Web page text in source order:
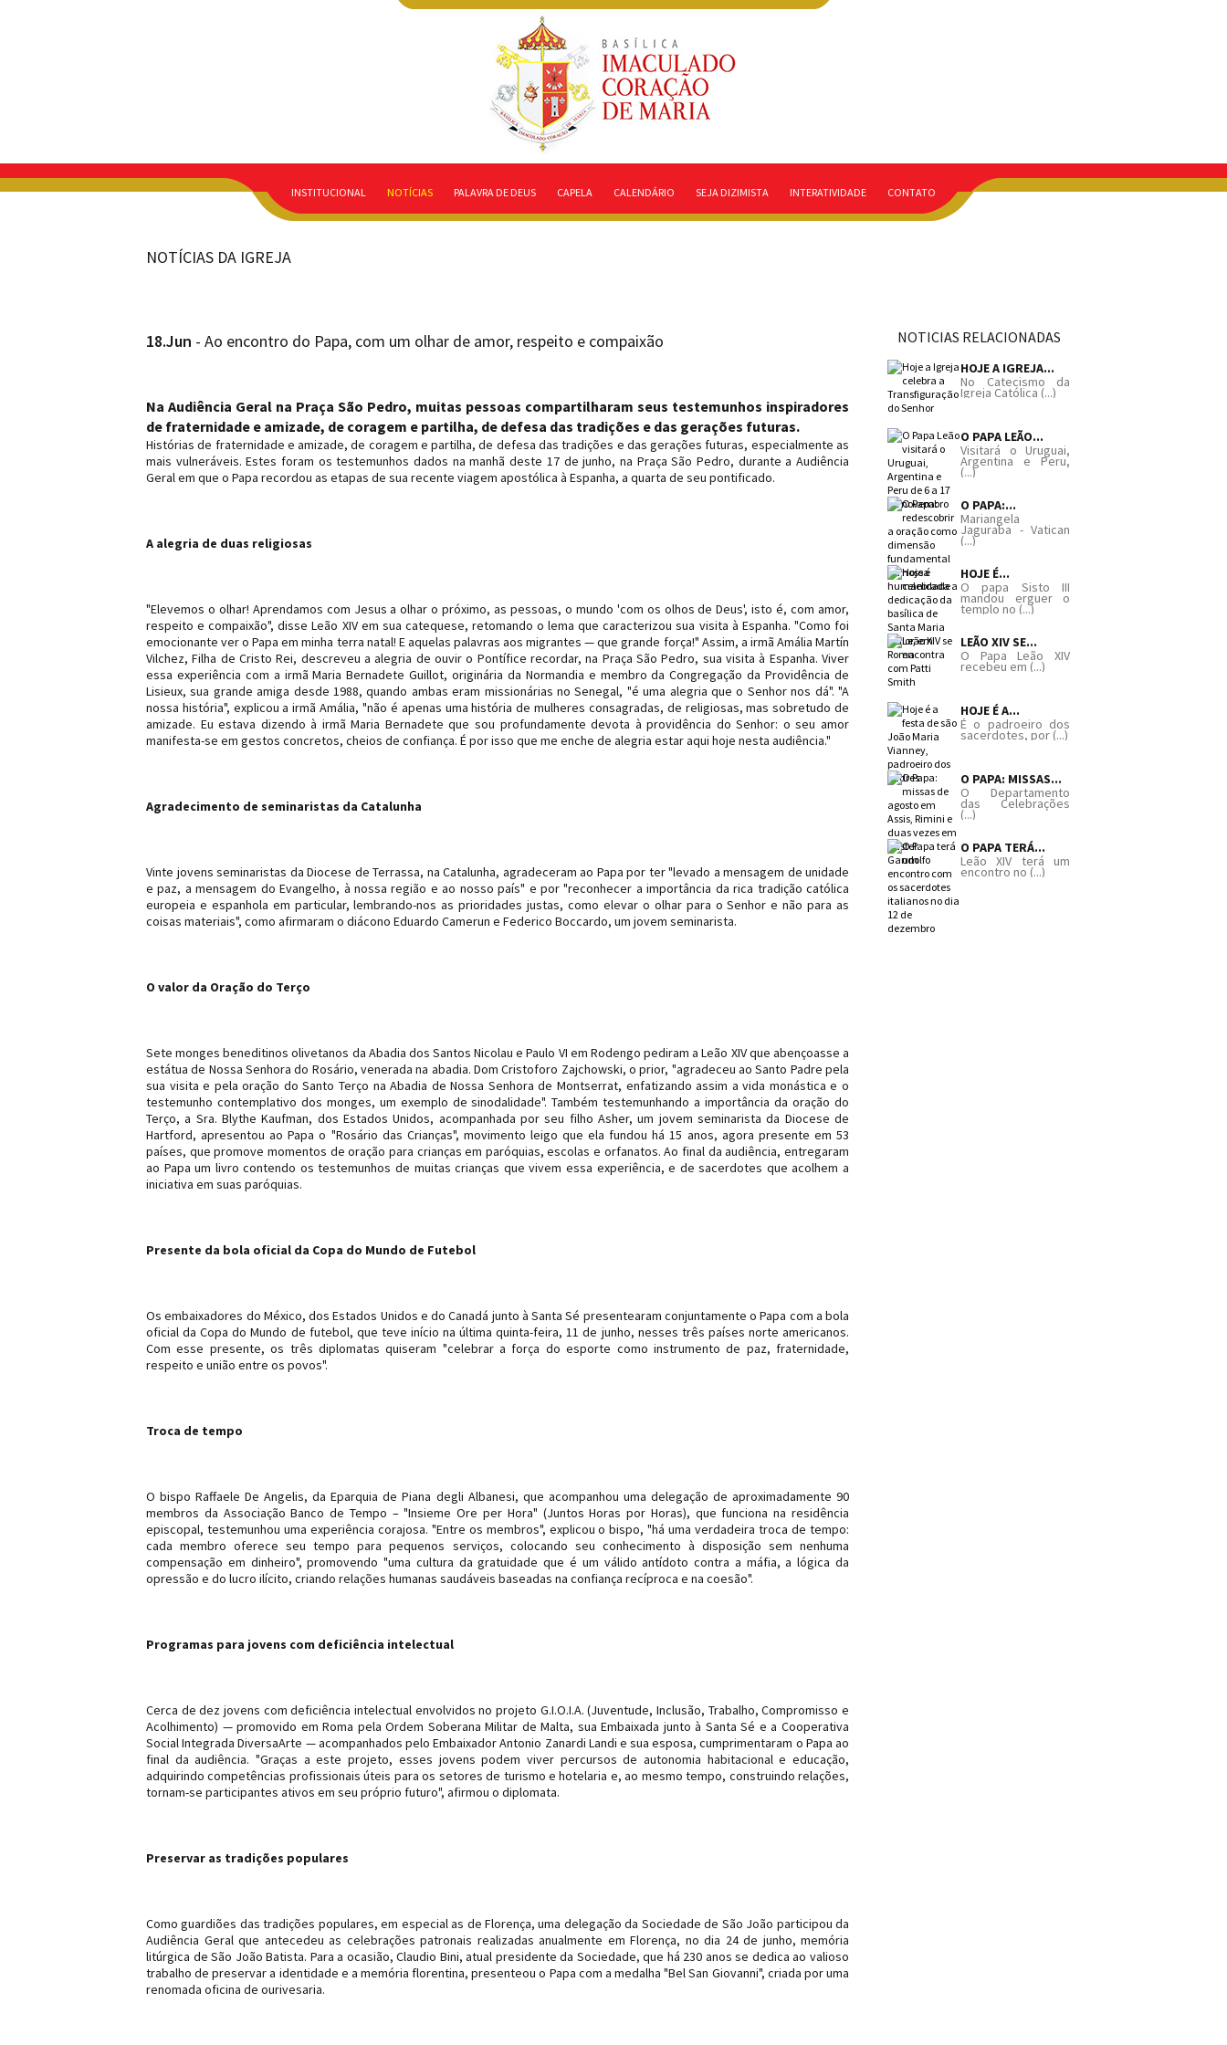
INSTITUCIONAL NOTÍCIAS PALAVRA DE DEUS CAPELA CALENDÁRIO SEJA DIZIMISTA INTERATIVIDADE CONTATO
NOTÍCIAS DA IGREJA
NOTICIAS RELACIONADAS
HOJE A IGREJA...
No Catecismo da
Igreja Católica (...)
O PAPA LEÃO...
Visitará o Uruguai,
Argentina e Peru,
(...)
O PAPA:...
Mariangela
Jaguraba - Vatican
(...)
HOJE É...
O papa Sisto III
mandou erguer o
templo no (...)
LEÃO XIV SE...
O Papa Leão XIV
recebeu em (...)
HOJE É A...
É o padroeiro dos
sacerdotes, por (...)
O PAPA: MISSAS...
O Departamento
das Celebrações
(...)
O PAPA TERÁ...
Leão XIV terá um
encontro no (...)
18.Jun - Ao encontro do Papa, com um olhar de amor, respeito e compaixão
Na Audiência Geral na Praça São Pedro, muitas pessoas compartilharam seus testemunhos inspiradores
de fraternidade e amizade, de coragem e partilha, de defesa das tradições e das gerações futuras.
Histórias de fraternidade e amizade, de coragem e partilha, de defesa das tradições e das gerações futuras, especialmente as
mais vulneráveis. Estes foram os testemunhos dados na manhã deste 17 de junho, na Praça São Pedro, durante a Audiência
Geral em que o Papa recordou as etapas de sua recente viagem apostólica à Espanha, a quarta de seu pontificado.
A alegria de duas religiosas
"Elevemos o olhar! Aprendamos com Jesus a olhar o próximo, as pessoas, o mundo 'com os olhos de Deus', isto é, com amor,
respeito e compaixão", disse Leão XIV em sua catequese, retomando o lema que caracterizou sua visita à Espanha. "Como foi
emocionante ver o Papa em minha terra natal! E aquelas palavras aos migrantes — que grande força!" Assim, a irmã Amália Martín
Vilchez, Filha de Cristo Rei, descreveu a alegria de ouvir o Pontífice recordar, na Praça São Pedro, sua visita à Espanha. Viver
essa experiência com a irmã Maria Bernadete Guillot, originária da Normandia e membro da Congregação da Providência de
Lisieux, sua grande amiga desde 1988, quando ambas eram missionárias no Senegal, "é uma alegria que o Senhor nos dá". "A
nossa história", explicou a irmã Amália, "não é apenas uma história de mulheres consagradas, de religiosas, mas sobretudo de
amizade. Eu estava dizendo à irmã Maria Bernadete que sou profundamente devota à providência do Senhor: o seu amor
manifesta-se em gestos concretos, cheios de confiança. É por isso que me enche de alegria estar aqui hoje nesta audiência."
Agradecimento de seminaristas da Catalunha
Vinte jovens seminaristas da Diocese de Terrassa, na Catalunha, agradeceram ao Papa por ter "levado a mensagem de unidade
e paz, a mensagem do Evangelho, à nossa região e ao nosso país" e por "reconhecer a importância da rica tradição católica
europeia e espanhola em particular, lembrando-nos as prioridades justas, como elevar o olhar para o Senhor e não para as
coisas materiais", como afirmaram o diácono Eduardo Camerun e Federico Boccardo, um jovem seminarista.
O valor da Oração do Terço
Sete monges beneditinos olivetanos da Abadia dos Santos Nicolau e Paulo VI em Rodengo pediram a Leão XIV que abençoasse a
estátua de Nossa Senhora do Rosário, venerada na abadia. Dom Cristoforo Zajchowski, o prior, "agradeceu ao Santo Padre pela
sua visita e pela oração do Santo Terço na Abadia de Nossa Senhora de Montserrat, enfatizando assim a vida monástica e o
testemunho contemplativo dos monges, um exemplo de sinodalidade". Também testemunhando a importância da oração do
Terço, a Sra. Blythe Kaufman, dos Estados Unidos, acompanhada por seu filho Asher, um jovem seminarista da Diocese de
Hartford, apresentou ao Papa o "Rosário das Crianças", movimento leigo que ela fundou há 15 anos, agora presente em 53
países, que promove momentos de oração para crianças em paróquias, escolas e orfanatos. Ao final da audiência, entregaram
ao Papa um livro contendo os testemunhos de muitas crianças que vivem essa experiência, e de sacerdotes que acolhem a
iniciativa em suas paróquias.
Presente da bola oficial da Copa do Mundo de Futebol
Os embaixadores do México, dos Estados Unidos e do Canadá junto à Santa Sé presentearam conjuntamente o Papa com a bola
oficial da Copa do Mundo de futebol, que teve início na última quinta-feira, 11 de junho, nesses três países norte americanos.
Com esse presente, os três diplomatas quiseram "celebrar a força do esporte como instrumento de paz, fraternidade,
respeito e união entre os povos".
Troca de tempo
O bispo Raffaele De Angelis, da Eparquia de Piana degli Albanesi, que acompanhou uma delegação de aproximadamente 90
membros da Associação Banco de Tempo – "Insieme Ore per Hora" (Juntos Horas por Horas), que funciona na residência
episcopal, testemunhou uma experiência corajosa. "Entre os membros", explicou o bispo, "há uma verdadeira troca de tempo:
cada membro oferece seu tempo para pequenos serviços, colocando seu conhecimento à disposição sem nenhuma
compensação em dinheiro", promovendo "uma cultura da gratuidade que é um válido antídoto contra a máfia, a lógica da
opressão e do lucro ilícito, criando relações humanas saudáveis ​​baseadas na confiança recíproca e na coesão".
Programas para jovens com deficiência intelectual
Cerca de dez jovens com deficiência intelectual envolvidos no projeto G.I.O.I.A. (Juventude, Inclusão, Trabalho, Compromisso e
Acolhimento) — promovido em Roma pela Ordem Soberana Militar de Malta, sua Embaixada junto à Santa Sé e a Cooperativa
Social Integrada DiversaArte — acompanhados pelo Embaixador Antonio Zanardi Landi e sua esposa, cumprimentaram o Papa ao
final da audiência. "Graças a este projeto, esses jovens podem viver percursos de autonomia habitacional e educação,
adquirindo competências profissionais úteis para os setores de turismo e hotelaria e, ao mesmo tempo, construindo relações,
tornam-se participantes ativos em seu próprio futuro", afirmou o diplomata.
Preservar as tradições populares
Como guardiões das tradições populares, em especial as de Florença, uma delegação da Sociedade de São João participou da
Audiência Geral que antecedeu as celebrações patronais realizadas anualmente em Florença, no dia 24 de junho, memória
litúrgica de São João Batista. Para a ocasião, Claudio Bini, atual presidente da Sociedade, que há 230 anos se dedica ao valioso
trabalho de preservar a identidade e a memória florentina, presenteou o Papa com a medalha "Bel San Giovanni", criada por uma
renomada oficina de ourivesaria.